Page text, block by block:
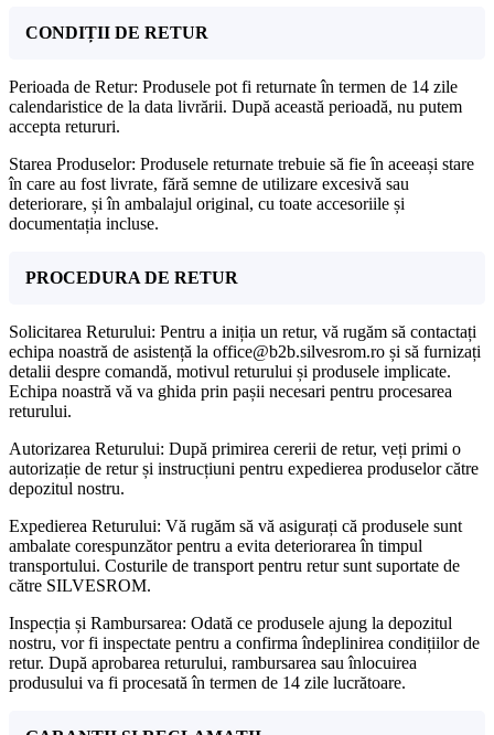
CONDIȚII DE RETUR
Perioada de Retur: Produsele pot fi returnate în termen de 14 zile
calendaristice de la data livrării. După această perioadă, nu putem
accepta retururi.
Starea Produselor: Produsele returnate trebuie să fie în aceeași stare
în care au fost livrate, fără semne de utilizare excesivă sau
deteriorare, și în ambalajul original, cu toate accesoriile și
documentația incluse.
PROCEDURA DE RETUR
Solicitarea Returului: Pentru a iniția un retur, vă rugăm să contactați
echipa noastră de asistență la office@b2b.silvesrom.ro și să furnizați
detalii despre comandă, motivul returului și produsele implicate.
Echipa noastră vă va ghida prin pașii necesari pentru procesarea
returului.
Autorizarea Returului: După primirea cererii de retur, veți primi o
autorizație de retur și instrucțiuni pentru expedierea produselor către
depozitul nostru.
Expedierea Returului: Vă rugăm să vă asigurați că produsele sunt
ambalate corespunzător pentru a evita deteriorarea în timpul
transportului. Costurile de transport pentru retur sunt suportate de
către SILVESROM.
Inspecția și Rambursarea: Odată ce produsele ajung la depozitul
nostru, vor fi inspectate pentru a confirma îndeplinirea condițiilor de
retur. După aprobarea returului, rambursarea sau înlocuirea
produsului va fi procesată în termen de 14 zile lucrătoare.